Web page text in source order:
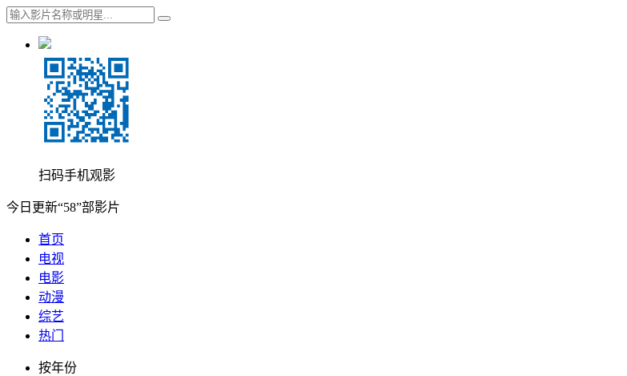
扫码手机观影
今日更新“58”部影片
首页
电视
电影
动漫
综艺
热门
按年份